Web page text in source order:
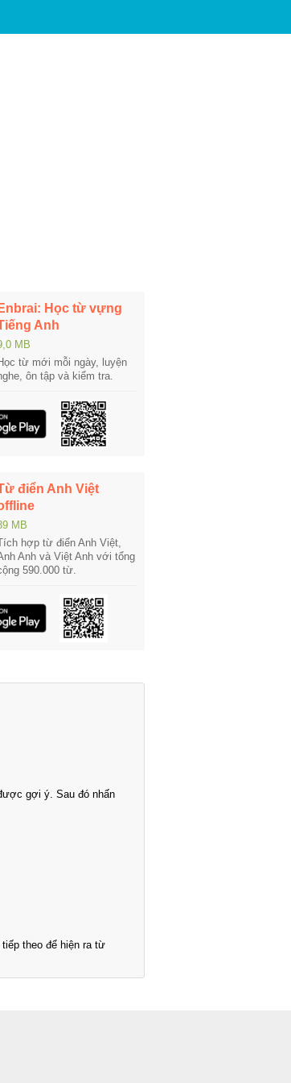
Enbrai: Học từ vựng
Anh
MB
từ mới mỗi ngày, luyện
ôn tập và kiểm tra.
điển Anh Việt
MB
hợp từ điển Anh Việt,
Anh và Việt Anh với tổng
590.000 từ.
gợi ý. Sau đó nhấn
theo để hiện ra từ